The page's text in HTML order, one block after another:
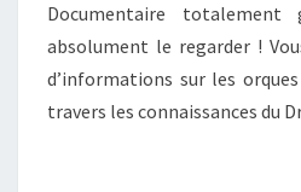
Documentaire totalement
absolument le regarder !
d’informations sur les
travers les connaissances du